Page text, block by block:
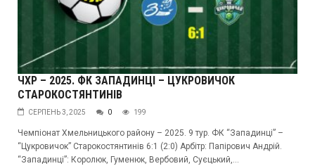
ЧХР – 2025. ФК ЗАПАДИНЦІ – ЦУКРОВИЧОК
СТАРОКОСТЯНТИНІВ
СЕРПЕНЬ 3, 2025 0 199
Чемпіонат Хмельницького району – 2025. 9 тур. ФК “Западинці” –
“Цукровичок” Старокостянтинів 6:1 (2:0) Арбітр: Папірович Андрій.
“Западинці”: Королюк, Гуменюк, Вербовий, Суєцький,...